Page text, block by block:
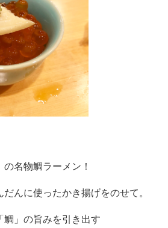
名物鯛ラーメン！
んに使ったかき揚げをのせて。
」の旨みを引き出す